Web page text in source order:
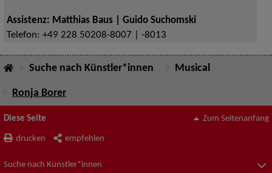
Assistenz: Matthias Baus | Guido Suchomski
Telefon: +49 228 50208-8007 | -8013
Suche nach Künstler*innen Musical
Ronja Borer
Diese Seite
drucken empfehlen
Zum Seitenanfang
Suche nach Künstler*innen